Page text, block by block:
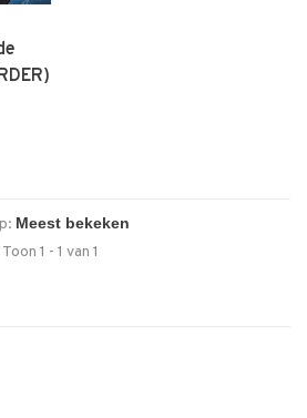
Toon 1 - 1 van 1